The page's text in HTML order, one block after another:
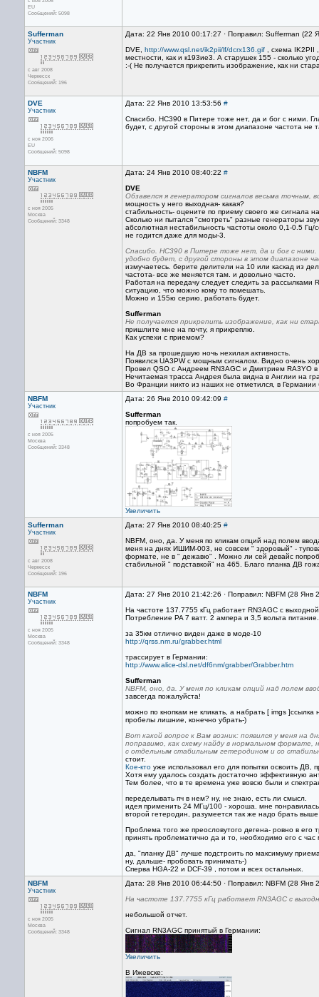
EU
Сообщений: 5098
Sufferman
Участник
с авг 2008
Черкесск
Сообщений: 196
Дата: 22 Янв 2010 00:17:27 · Поправил: Sufferman (22
DVE, http://www.qsl.net/ik2pii/lf/dcrx136.gif , схема IK2PII
местности, как и к193ие3. А старушек 155 - сколько
:-( Не получается прикрепить изображение, как ни
DVE
Участник
с ноя 2006
EU
Сообщений: 5098
Дата: 22 Янв 2010 13:53:56 #
Спасибо. HC390 в Питере тоже нет, да и бог с ними.
будет, с другой стороны в этом диапазоне частота не
NBFM
Участник
с ноя 2005
Москва
Сообщений: 3348
Дата: 24 Янв 2010 08:40:22 #
DVE
Обзавелся я генератором сигналов весьма точным,
мощность у него выходная- какая?
стабильность- оцените по приему своего же сигнала
Сколько ни пытался "смотреть" разные генераторы
абсолютная нестабильность частоты около 0,1-0.5 Гц/
не годится даже для моды-3.
Спасибо. HC390 в Питере тоже нет, да и бог с
удобно будет, с другой стороны в этом диапазоне
измучаетесь. берите делители на 10 или каскад из
частота- все же меняется там. и довольно часто.
Работая на передачу следует следить за рассылками
ситуацию, что можно кому то помешать.
Можно и 155ю серию, работать будет.
Sufferman
Не получается прикрепить изображение, как ни
пришлите мне на почту, я прикреплю.
Как успехи с приемом?
На ДВ за прошедшую ночь нехилая активность.
Появился UA3PW с мощным сигналом. Видно очень
Провел QSO с Андреем RN3AGC и Дмитрием RA3YO в
Нечитаемая трасса Андрея была видна в Англии на
Во Франции никто из наших не отметился, в Германии
NBFM
Участник
с ноя 2005
Москва
Сообщений: 3348
Дата: 26 Янв 2010 09:42:09 #
Sufferman
попробуем так.
Увеличить
Sufferman
Участник
с авг 2008
Черкесск
Сообщений: 196
Дата: 27 Янв 2010 08:40:25 #
NBFM, оно, да. У меня по кликам опций над полем
меня на днях ИШИМ-003, не совсем " здоровый" -
формате, не в " дежавю" . Можно ли сей девайс
стабильной " подставкой" на 465. Благо планка ДВ
NBFM
Участник
с ноя 2005
Москва
Сообщений: 3348
Дата: 27 Янв 2010 21:42:26 · Поправил: NBFM (28 Янв
На частоте 137.7755 кГц работает RN3AGC с
Потребление PA 7 ватт. 2 ампера и 3,5 вольта питание.
за 35км отлично виден даже в моде-10
http://qrss.nm.ru/grabber.html
трассирует в Германии:
http://www.alice-dsl.net/df6nm/grabber/Grabber.htm
Sufferman
NBFM, оно, да. У меня по кликам опций над полем
завсегда пожалуйста!
можно по кнопкам не кликать, а набрать [ imgs ]ссылка
пробелы лишние, конечно убрать-)
Вот какой вопрос к Вам возник: появился у меня
поправимо, как схему найду в нормальном
с отдельным стабильным гетеродином и со
стоит.
Кое-кто уже использовал его для попытки освоить
Хотя ему удалось создать достаточно эффективную
Тем более, что в те времена уже вовсю были и
переделывать пч в нем? ну, не знаю, есть ли смысл.
идея применить 24 МГц/100 - хороша. мне
второй гетеродин, разумеется так же надо брать
Проблема того же преословутого дегена- ровно в
принять проблематично да и то, необходимо его с
да, "планку ДВ" лучше подстроить по максимуму
ну, дальше- пробовать принимать-)
Сперва HGA-22 и DCF-39 , потом и всех остальных.
NBFM
Участник
с ноя 2005
Москва
Сообщений: 3348
Дата: 28 Янв 2010 06:44:50 · Поправил: NBFM (28 Янв
На частоте 137.7755 кГц работает RN3AGC с
небольшой отчет.
Сигнал RN3AGC принятый в Германии:
Увеличить
В Ижевске: